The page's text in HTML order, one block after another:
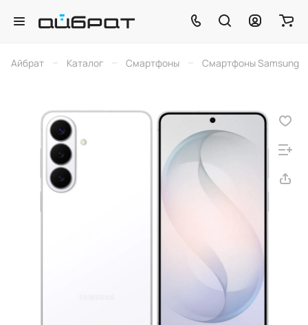
Айбрат – Каталог – Смартфоны – Смартфоны Samsung